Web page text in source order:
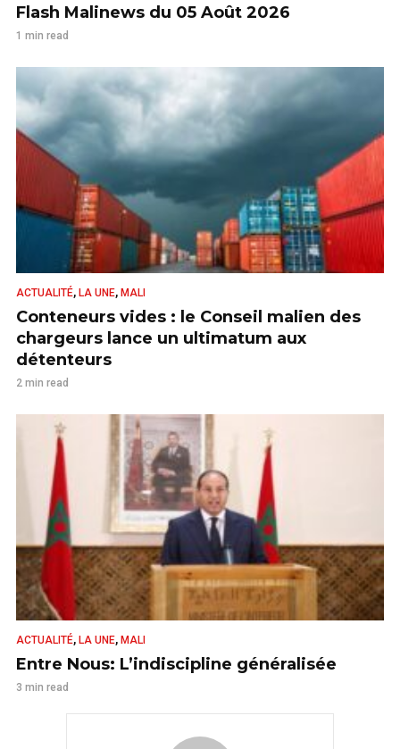
Flash Malinews du 05 Août 2026
1 min read
ACTUALITÉ, LA UNE, MALI
Conteneurs vides : le Conseil malien des
chargeurs lance un ultimatum aux
détenteurs
2 min read
ACTUALITÉ, LA UNE, MALI
Entre Nous: L’indiscipline généralisée
3 min read